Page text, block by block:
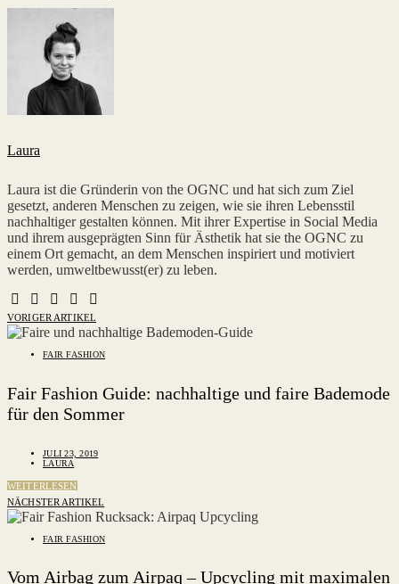
Laura
Laura ist die Gründerin von the OGNC und hat sich zum Ziel
gesetzt, anderen Menschen zu zeigen, wie sie ihren Lebensstil
nachhaltiger gestalten können. Mit ihrer Expertise in Social Media
und ihrem ausgeprägten Sinn für Ästhetik hat sie the OGNC zu
einem Ort gemacht, an dem Menschen inspiriert und motiviert
werden, umweltbewusst(er) zu leben.
VORIGER ARTIKEL
FAIR FASHION
Fair Fashion Guide: nachhaltige und faire Bademode
für den Sommer
JULI 23, 2019
LAURA
WEITERLESEN
NÄCHSTER ARTIKEL
FAIR FASHION
Vom Airbag zum Airpaq – Upcycling mit maximalen